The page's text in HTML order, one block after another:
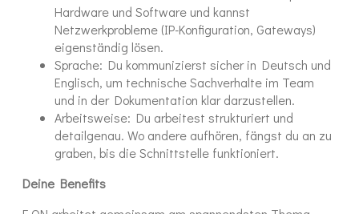
Hardware und Software und kannst
Netzwerkprobleme (IP-Konfiguration, Gateways)
eigenständig lösen.
Sprache: Du kommunizierst sicher in Deutsch und
Englisch, um technische Sachverhalte im Team
und in der Dokumentation klar darzustellen.
Arbeitsweise: Du arbeitest strukturiert und
detailgenau. Wo andere aufhören, fängst du an zu
graben, bis die Schnittstelle funktioniert.
Deine Benefits